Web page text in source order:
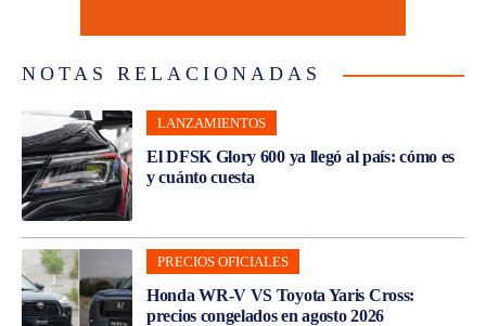
NOTAS RELACIONADAS
LANZAMIENTOS
El DFSK Glory 600 ya llegó al país: cómo es
y cuánto cuesta
PRECIOS OFICIALES
Honda WR-V VS Toyota Yaris Cross:
precios congelados en agosto 2026